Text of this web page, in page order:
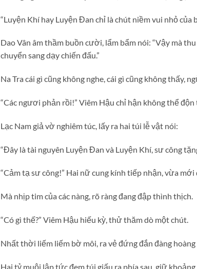
“Luyện Khí hay Luyện Đan chỉ là chút niềm vui nhỏ của
Dao Vân âm thầm buồn cười, lẩm bẩm nói: “Vậy mà
chuyển sang dạy chiến đấu.”
Na Tra cái gì cũng không nghe, cái gì cũng không thấy,
“Các ngươi phản rồi!” Viêm Hậu chỉ hận không thể độn
Lạc Nam giả vờ nghiêm túc, lấy ra hai túi lễ vật nói:
“Đây là tài nguyên Luyện Đan và Luyện Khí, sư công
“Cảm tạ sư công!” Hai nữ cung kính tiếp nhận, vừa
Mà nhịp tim của các nàng, rõ ràng đang đập thình thịch.
“Có gì thế?” Viêm Hậu hiếu kỳ, thử thăm dò một chút.
Nhất thời liếm liếm bờ môi, ra vẻ đứng đắn đàng
Hai tỷ muội lập tức đem túi giấu ra phía sau, giữ